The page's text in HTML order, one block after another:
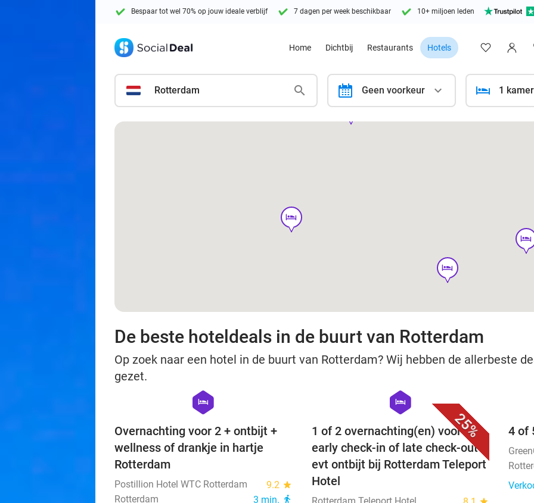
Bespaar tot wel 70% op jouw ideale verblijf 7 dagen per week beschikbaar 10+ miljoen leden
Home Dichtbij Restaurants Hotels
Rotterdam calendar Geen voorkeur 1 kamer
hotel
hotel
hotel
hotel
De beste hoteldeals in de buurt van Rotterdam
Op zoek naar een hotel in de buurt van Rotterdam? Wij hebben de allerbeste
gezet.
hexagon
hotel
Overnachting voor 2 + ontbijt +
wellness of drankje in hartje
Rotterdam
Postillion Hotel WTC Rotterdam 9.2 star
Rotterdam 3 min. directions_walk
25%
hexagon
hotel
1 of 2 overnachting(en) voor 2 +
early check-in of late check-out +
evt ontbijt bij Rotterdam Teleport
Hotel
4 of